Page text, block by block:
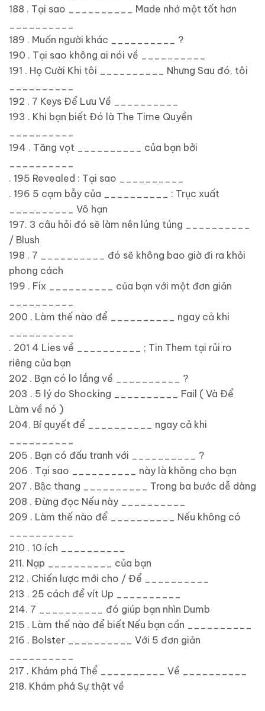
188 . Tại sao __________ Made nhớ một tốt hơn
189 . Muốn người khác __________ ?
190 . Tại sao không ai nói về __________
191 . Họ Cười Khi tôi __________ Nhưng Sau đó, tôi
192 . 7 Keys Để Lưu Về __________
193 . Khi bạn biết Đó là The Time Quyền
194 . Tăng vọt __________ của bạn bởi
. 195 Revealed : Tại sao __________
. 196 5 cạm bẫy của __________ : Trục xuất
__________ Vô hạn
197. 3 câu hỏi đó sẽ làm nên lúng túng __________
/ Blush
198 . 7 __________ đó sẽ không bao giờ đi ra khỏi
phong cách
199 . Fix __________ của bạn với một đơn giản
200 . Làm thế nào để __________ ngay cả khi
. 201 4 Lies về __________ ; Tin Them tại rủi ro
riêng của bạn
202 . Bạn có lo lắng về __________ ?
203 . 5 lý do Shocking __________ Fail ( Và Để
Làm về nó )
204. Bí quyết để __________ ngay cả khi
205 . Bạn có đấu tranh với __________ ?
206 . Tại sao __________ này là không cho bạn
207 . Bậc thang __________ Trong ba bước dễ dàng
208 . Đừng đọc Nếu này __________
209 . Làm thế nào để __________ Nếu không có
210 . 10 ích __________
211. Nạp __________ của bạn
212 . Chiến lược mới cho / Để __________
213 . 25 cách để vít Up __________
214. 7 __________ đó giúp bạn nhìn Dumb
215 . Làm thế nào để biết Nếu bạn cần __________
216 . Bolster __________ Với 5 đơn giản
217 . Khám phá Thể __________ Về __________
218. Khám phá Sự thật về